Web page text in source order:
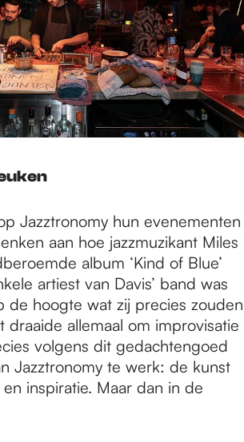
Jazztronomy hun evenementen
aan hoe jazzmuzikant Miles
album ‘Kind of Blue’
artiest van Davis’ band was
de hoogte wat zij precies zouden
draaide allemaal om improvisatie
volgens dit gedachtengoed
Jazztronomy te werk: de kunst
inspiratie. Maar dan in de